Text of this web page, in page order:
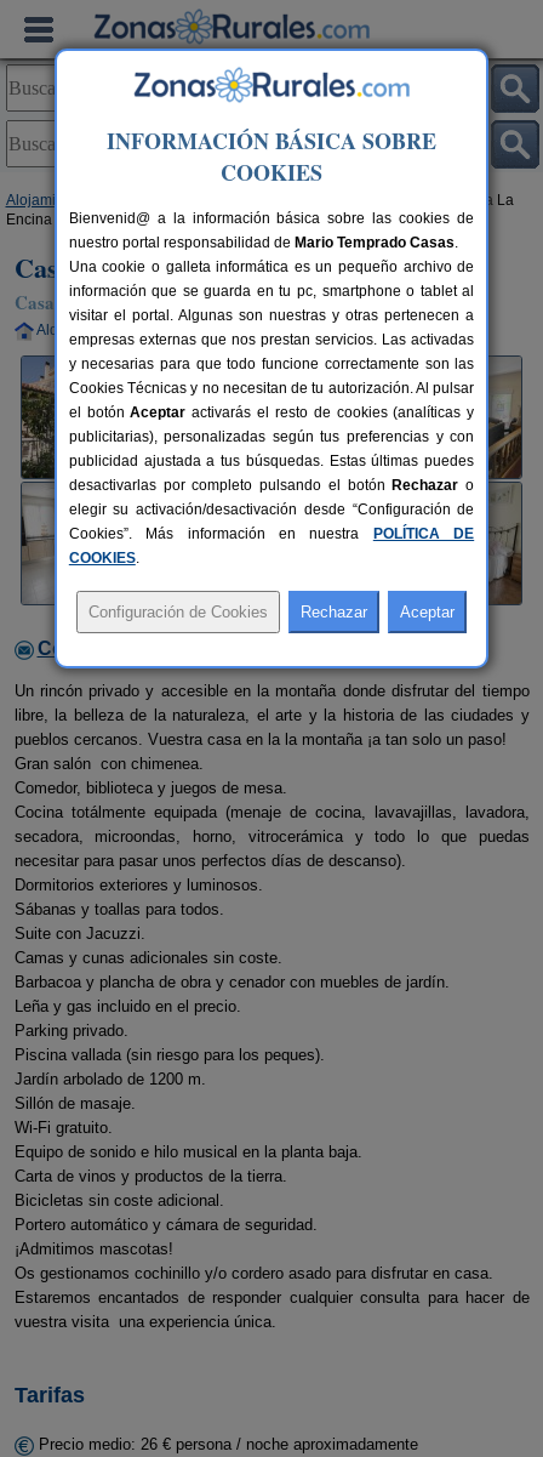
Alojamientos
> Casa Finca La
Encina
Casa Finca La Encina
Casa Rural en Navas de Riofrío (Segovia)
Alquiler completo 10 km de Segovia
Contactar con el alojamiento
Un rincón privado y accesible en la montaña donde disfrutar del tiempo
libre, la belleza de la naturaleza, el arte y la historia de las ciudades y
pueblos cercanos. Vuestra casa en la la montaña ¡a tan solo un paso!
Gran salón con chimenea.
Comedor, biblioteca y juegos de mesa.
Cocina totálmente equipada (menaje de cocina, lavavajillas, lavadora,
secadora, microondas, horno, vitrocerámica y todo lo que puedas
necesitar para pasar unos perfectos días de descanso).
Dormitorios exteriores y luminosos.
Sábanas y toallas para todos.
Suite con Jacuzzi.
Camas y cunas adicionales sin coste.
Barbacoa y plancha de obra y cenador con muebles de jardín.
Leña y gas incluido en el precio.
Parking privado.
Piscina vallada (sin riesgo para los peques).
Jardín arbolado de 1200 m.
Sillón de masaje.
Wi-Fi gratuito.
Equipo de sonido e hilo musical en la planta baja.
Carta de vinos y productos de la tierra.
Bicicletas sin coste adicional.
Portero automático y cámara de seguridad.
¡Admitimos mascotas!
Os gestionamos cochinillo y/o cordero asado para disfrutar en casa.
Estaremos encantados de responder cualquier consulta para hacer de
vuestra visita una experiencia única.
Tarifas
Precio medio: 26 € persona / noche aproximadamente
INFORMACIÓN BÁSICA SOBRE
COOKIES
Bienvenid@ a la información básica sobre las cookies de
nuestro portal responsabilidad de Mario Temprado Casas.
Una cookie o galleta informática es un pequeño archivo de
información que se guarda en tu pc, smartphone o tablet al
visitar el portal. Algunas son nuestras y otras pertenecen a
empresas externas que nos prestan servicios. Las activadas
y necesarias para que todo funcione correctamente son las
Cookies Técnicas y no necesitan de tu autorización. Al pulsar
el botónAceptar activarás el resto de cookies (analíticas y
publicitarias), personalizadas según tus preferencias y con
publicidad ajustada a tus búsquedas. Estas últimas puedes
desactivarlas por completo pulsando el botón Rechazar o
elegir su activación/desactivación desde “Configuración de
Cookies”. Más información en nuestra
POLÍTICA DE
COOKIES.